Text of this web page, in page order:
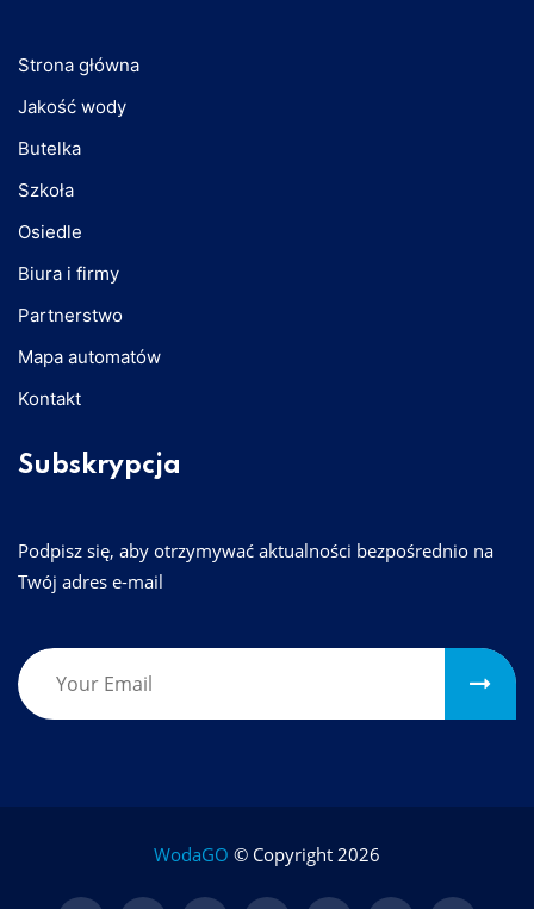
Strona główna
Jakość wody
Butelka
Szkoła
Osiedle
Biura i firmy
Partnerstwo
Mapa automatów
Kontakt
Subskrypcja
Podpisz się, aby otrzymywać aktualności bezpośrednio na
Twój adres e-mail
WodaGO © Copyright 2026